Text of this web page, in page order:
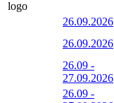
26.09.2026
26.09.2026
26.09 -
27.09.2026
26.09 -